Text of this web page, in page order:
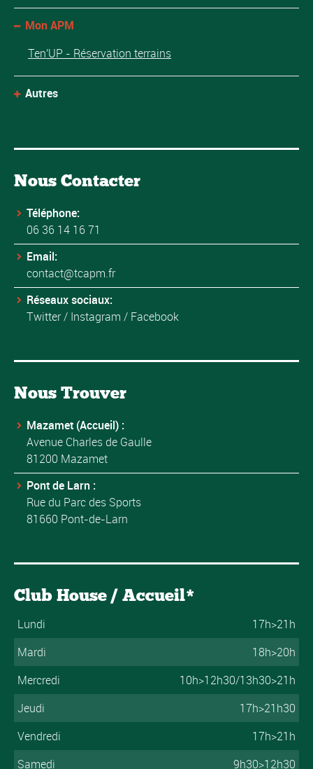
Mon APM
Ten'UP - Réservation terrains
Autres
Nous Contacter
Téléphone:
06 36 14 16 71
Email:
contact@tcapm.fr
Réseaux sociaux:
Twitter/ Instagram / Facebook
Nous Trouver
Mazamet (Accueil) :
Avenue Charles de Gaulle
81200 Mazamet
Pont de Larn :
Rue du Parc des Sports
81660 Pont-de-Larn
Club House / Accueil*
Lundi
17h>21h
Mardi
18h>20h
Mercredi
10h>12h30/13h30>21h
Jeudi
17h>21h30
Vendredi
17h>21h
Samedi
9h30>12h30